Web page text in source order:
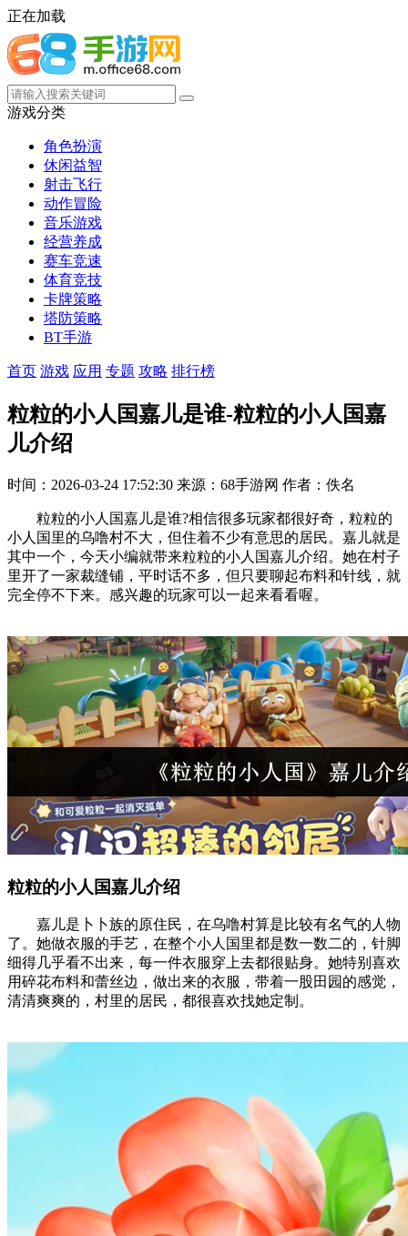
正在加载
游戏分类
角色扮演
休闲益智
射击飞行
动作冒险
音乐游戏
经营养成
赛车竞速
体育竞技
卡牌策略
塔防策略
BT手游
首页 游戏 应用 专题 攻略 排行榜
粒粒的小人国嘉儿是谁-粒粒的小人国嘉
儿介绍
时间：2026-03-24 17:52:30 来源：68手游网 作者：佚名
粒粒的小人国嘉儿是谁?相信很多玩家都很好奇，粒粒的
小人国里的乌噜村不大，但住着不少有意思的居民。嘉儿就是
其中一个，今天小编就带来粒粒的小人国嘉儿介绍。她在村子
里开了一家裁缝铺，平时话不多，但只要聊起布料和针线，就
完全停不下来。感兴趣的玩家可以一起来看看喔。
粒粒的小人国嘉儿介绍
嘉儿是卜卜族的原住民，在乌噜村算是比较有名气的人物
了。她做衣服的手艺，在整个小人国里都是数一数二的，针脚
细得几乎看不出来，每一件衣服穿上去都很贴身。她特别喜欢
用碎花布料和蕾丝边，做出来的衣服，带着一股田园的感觉，
清清爽爽的，村里的居民，都很喜欢找她定制。